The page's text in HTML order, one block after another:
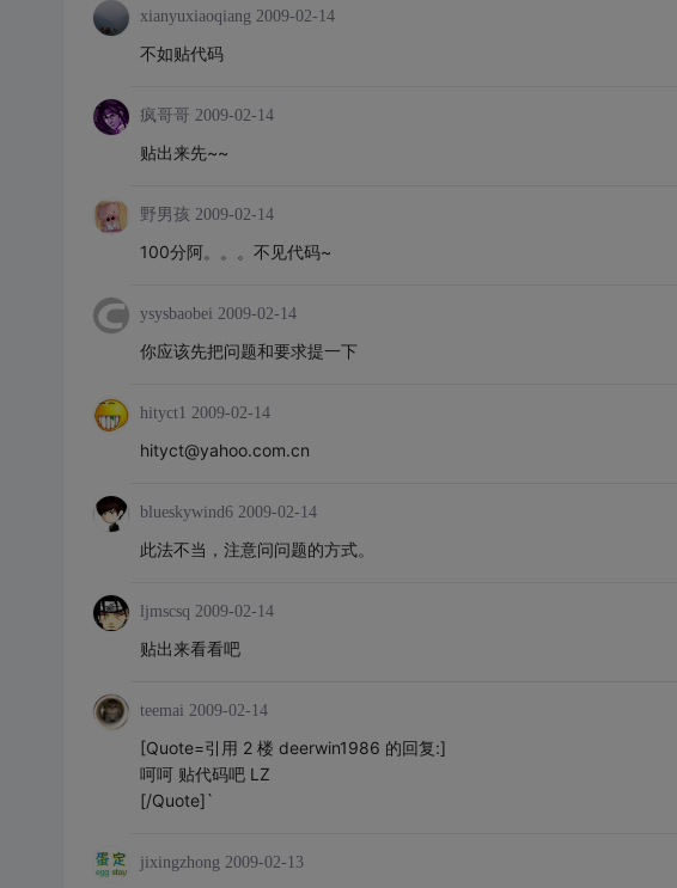
xianyuxiaoqiang 2009-02-14
不如贴代码
疯哥哥 2009-02-14
贴出来先~~
野男孩 2009-02-14
100分阿。。。不见代码~
ysysbaobei 2009-02-14
你应该先把问题和要求提一下
hityct1 2009-02-14
hityct@yahoo.com.cn
blueskywind6 2009-02-14
此法不当，注意问问题的方式。
ljmscsq 2009-02-14
贴出来看看吧
teemai 2009-02-14
[Quote=引用 2 楼 deerwin1986 的回复:]
呵呵 贴代码吧 LZ
[/Quote]`
jixingzhong 2009-02-13